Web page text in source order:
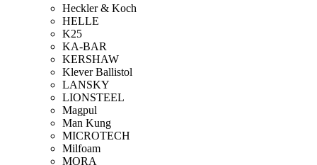
Heckler & Koch
HELLE
K25
KA-BAR
KERSHAW
Klever Ballistol
LANSKY
LIONSTEEL
Magpul
Man Kung
MICROTECH
Milfoam
MORA